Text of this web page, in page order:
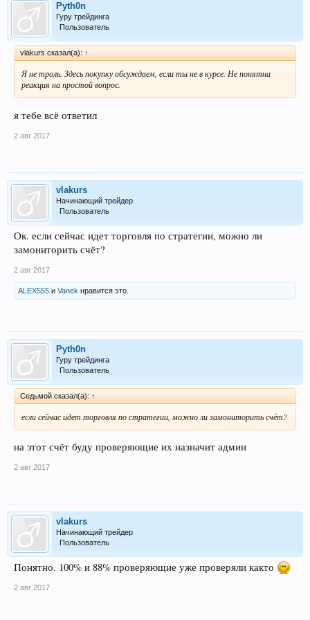
Pyth0n
Гуру трейдинга
Пользователь
vlakurs сказал(а): ↑
Я не троль. Здесь покупку обсуждаем, если ты не в курсе. Не понятна
реакция на простой вопрос.
я тебе всё ответил
2 авг 2017
vlakurs
Начинающий трейдер
Пользователь
Ок. если сейчас идет торговля по стратегии, можно ли
замониторить счёт?
2 авг 2017
ALEX555 и Vanek нравится это.
Pyth0n
Гуру трейдинга
Пользователь
Седьмой сказал(а): ↑
если сейчас идет торговля по стратегии, можно ли замониторить счёт?
на этот счёт буду проверяющие их назначит админ
2 авг 2017
vlakurs
Начинающий трейдер
Пользователь
Понятно. 100% и 88% проверяющие уже проверяли както
2 авг 2017